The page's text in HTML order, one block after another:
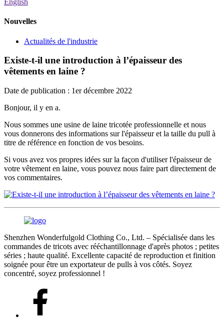
English
Nouvelles
Actualités de l'industrie
Existe-t-il une introduction à l’épaisseur des
vêtements en laine ?
Date de publication : 1er décembre 2022
Bonjour, il y en a.
Nous sommes une usine de laine tricotée professionnelle et nous
vous donnerons des informations sur l'épaisseur et la taille du pull à
titre de référence en fonction de vos besoins.
Si vous avez vos propres idées sur la façon d'utiliser l'épaisseur de
votre vêtement en laine, vous pouvez nous faire part directement de
vos commentaires.
Shenzhen Wonderfulgold Clothing Co., Ltd. – Spécialisée dans les
commandes de tricots avec rééchantillonnage d'après photos ; petites
séries ; haute qualité. Excellente capacité de reproduction et finition
soignée pour être un exportateur de pulls à vos côtés. Soyez
concentré, soyez professionnel !